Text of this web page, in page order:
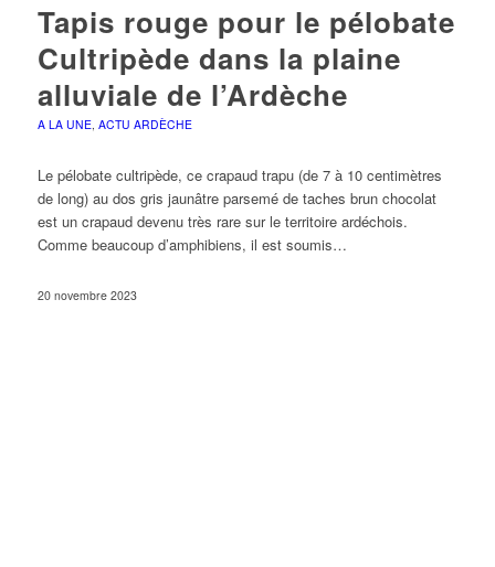
Tapis rouge pour le pélobate
Cultripède dans la plaine
alluviale de l’Ardèche
A LA UNE, ACTU ARDÈCHE
Le pélobate cultripède, ce crapaud trapu (de 7 à 10 centimètres
de long) au dos gris jaunâtre parsemé de taches brun chocolat
est un crapaud devenu très rare sur le territoire ardéchois.
Comme beaucoup d’amphibiens, il est soumis…
20 novembre 2023